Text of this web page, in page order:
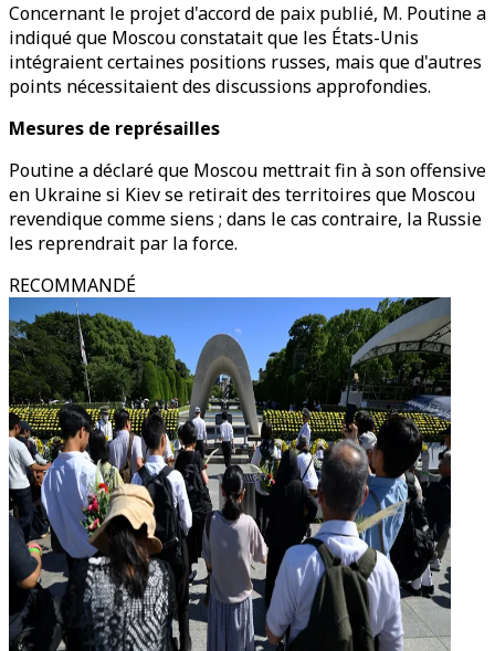
Concernant le projet d'accord de paix publié, M. Poutine a
indiqué que Moscou constatait que les États-Unis
intégraient certaines positions russes, mais que d'autres
points nécessitaient des discussions approfondies.
Mesures de représailles
Poutine a déclaré que Moscou mettrait fin à son offensive
en Ukraine si Kiev se retirait des territoires que Moscou
revendique comme siens ; dans le cas contraire, la Russie
les reprendrait par la force.
RECOMMANDÉ